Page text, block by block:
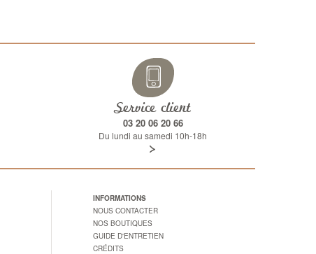
Service client
03 20 06 20 66
Du lundi au samedi 10h-18h
INFORMATIONS
NOUS CONTACTER
NOS BOUTIQUES
GUIDE D'ENTRETIEN
CRÉDITS